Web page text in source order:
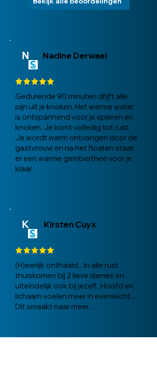
N Nadine Derwael
Gedurende 90 minuten drijft alle
pijn uit je knoken. Het warme water
is ontspannend voor je spieren en
knoken. Je komt volledig tot rust.
Je wordt warm ontvangen door de
gastvrouw en na het floaten staat
er een warme gemberthee voor je
klaar.
K Kirsten Cuyx
(H)eerlijk onthaald... In alle rust
thuiskomen bij 2 lieve dames en
uiteindelijk ook bij jezelf...Hoofd en
lichaam voelen meer in evenwicht...
Dit smaakt naar meer...